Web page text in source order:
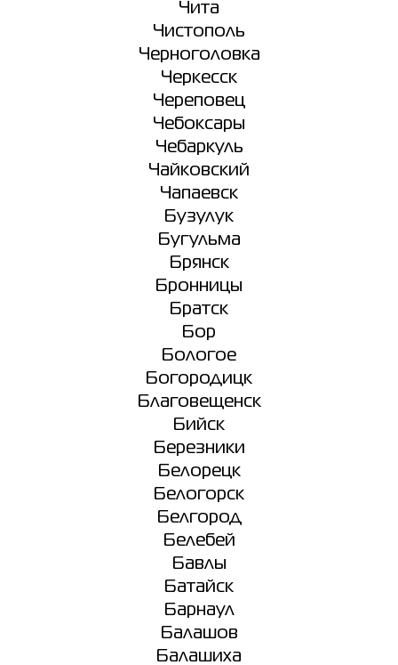
Чита
Чистополь
Черноголовка
Черкесск
Череповец
Чебоксары
Чебаркуль
Чайковский
Чапаевск
Бузулук
Бугульма
Брянск
Бронницы
Братск
Бор
Бологое
Богородицк
Благовещенск
Бийск
Березники
Белорецк
Белогорск
Белгород
Белебей
Бавлы
Батайск
Барнаул
Балашов
Балашиха